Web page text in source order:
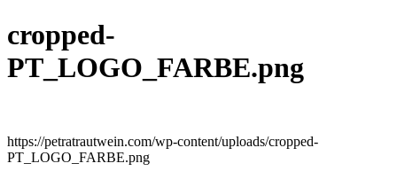
cropped-
PT_LOGO_FARBE.png
https://petratrautwein.com/wp-content/uploads/cropped-
PT_LOGO_FARBE.png